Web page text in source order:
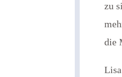
zu
die